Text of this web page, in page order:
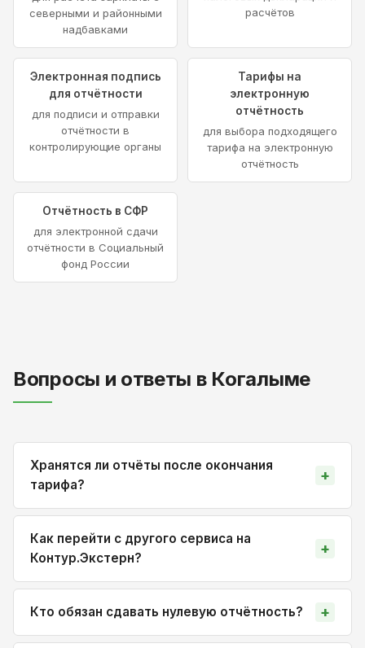
северными и районными
надбавками
расчётов
Электронная подпись
для отчётности
для подписи и отправки
отчётности в
контролирующие органы
Тарифы на
электронную
отчётность
для выбора подходящего
тарифа на электронную
отчётность
Отчётность в СФР
для электронной сдачи
отчётности в Социальный
фонд России
Вопросы и ответы в Когалыме
Хранятся ли отчёты после окончания
тарифа?
Как перейти с другого сервиса на
Контур.Экстерн?
Кто обязан сдавать нулевую отчётность?